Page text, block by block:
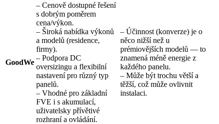
GoodWe
– Cenově dostupné řešení
s dobrým poměrem
cena/výkon.
– Široká nabídka výkonů
a modelů (residence,
firmy).
– Podpora DC
oversizingu a flexibilní
nastavení pro různý typ
panelů.
– Vhodné pro základní
FVE i s akumulací,
uživatelsky přívětivé
rozhraní a ovládání.
– Účinnost (konverze) je o
něco nižší než u
prémiovějších modelů — to
znamená méně energie z
každého panelu.
– Může být trochu větší a
těžší, což může ovlivnit
instalaci.